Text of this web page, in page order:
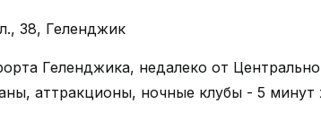
38, Геленджик
Геленджика, недалеко от
аттракционы, ночные клубы - 5